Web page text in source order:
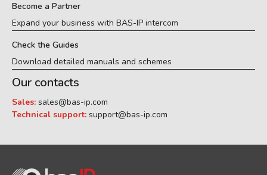
Become a Partner
Expand your business with BAS-IP intercom
Check the Guides
Download detailed manuals and schemes
Our contacts
Sales: sales@bas-ip.com
Technical support: support@bas-ip.com